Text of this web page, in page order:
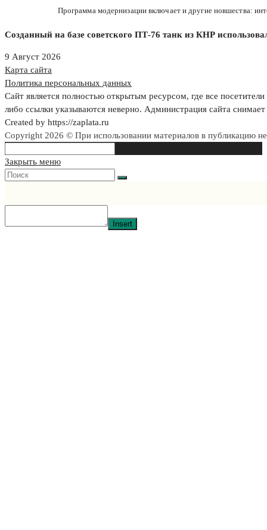
Программа модернизации включает и другие новшества:
Созданный на базе советского ПТ-76 танк из КНР
9 Август 2026
Карта сайта
Политика персональных данных
Сайт является полностью открытым ресурсом, где все
либо ссылки указываются неверно. Администрация сайта
Created by https://zaplata.ru
Copyright 2026 © При использовании материалов в публикацию
this
website
Закрыть меню
Insert